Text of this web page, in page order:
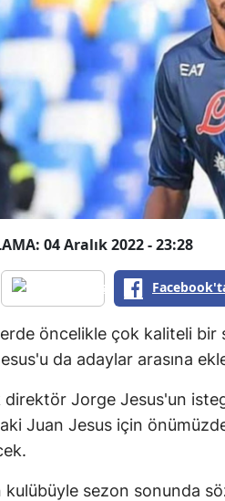
04 Aralık 2022 - 23:28
öncelikle çok kaliteli bir
da adaylar arasına
direktör Jorge Jesus'un
Juan Jesus için
sezon sonunda